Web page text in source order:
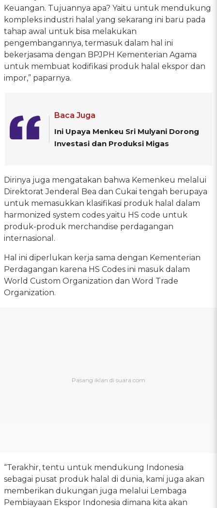
Keuangan. Tujuannya apa? Yaitu untuk mendukung
kompleks industri halal yang sekarang ini baru pada
tahap awal untuk bisa melakukan
pengembangannya, termasuk dalam hal ini
bekerjasama dengan BPJPH Kementerian Agama
untuk membuat kodifikasi produk halal ekspor dan
impor,” paparnya.
Baca Juga
Ini Upaya Menkeu Sri Mulyani Dorong
Investasi dan Produksi Migas
Dirinya juga mengatakan bahwa Kemenkeu melalui
Direktorat Jenderal Bea dan Cukai tengah berupaya
untuk memasukkan klasifikasi produk halal dalam
harmonized system codes yaitu HS code untuk
produk-produk merchandise perdagangan
internasional.
Hal ini diperlukan kerja sama dengan Kementerian
Perdagangan karena HS Codes ini masuk dalam
World Custom Organization dan Word Trade
Organization.
“Terakhir, tentu untuk mendukung Indonesia
sebagai pusat produk halal di dunia, kami juga akan
memberikan dukungan juga melalui Lembaga
Pembiayaan Ekspor Indonesia dimana kita akan